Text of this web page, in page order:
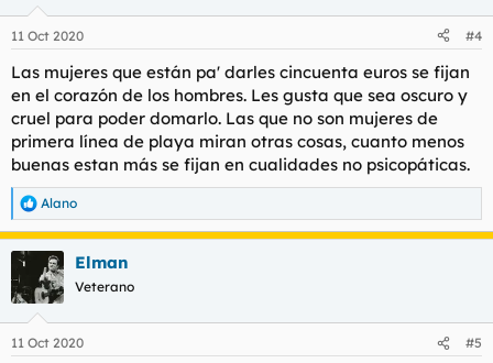
e
:
11 Oct 2020 #4
Las mujeres que están pa' darles cincuenta euros se fijan
en el corazón de los hombres. Les gusta que sea oscuro y
cruel para poder domarlo. Las que no son mujeres de
primera línea de playa miran otras cosas, cuanto menos
buenas estan más se fijan en cualidades no psicopáticas.
R
e
a
c
c
i
e
Alano
Elman
Veterano
11 Oct 2020 #5